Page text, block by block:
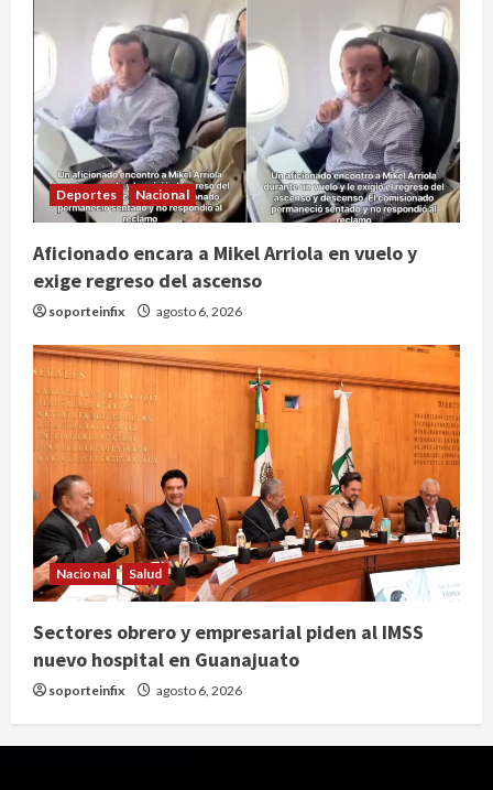
Deportes Nacional
Aficionado encara a Mikel Arriola en vuelo y
exige regreso del ascenso
soporteinfix agosto 6, 2026
Nacional Salud
Sectores obrero y empresarial piden al IMSS
nuevo hospital en Guanajuato
soporteinfix agosto 6, 2026